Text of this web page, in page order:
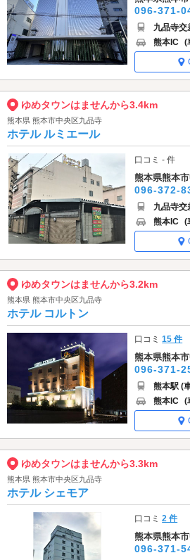
096-371-
九品寺交
熊本IC (
ゆめタウンはませんから3.4km
熊本県 熊本市中央区九品寺
ホテル ルミエール
口コミ - 件
熊本県熊本
096-372-
九品寺交
熊本IC (
ゆめタウンはませんから3.2km
熊本県 熊本市中央区九品寺
ホテル コルトン
口コミ15 件
熊本県熊本
096-371-
熊本駅 (
熊本IC (
ゆめタウンはませんから3.3km
熊本県 熊本市中央区九品寺
ホテル シェモア
口コミ2 件
熊本県熊本
096-371-